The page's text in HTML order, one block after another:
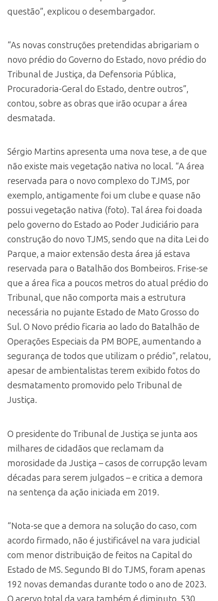
questão”, explicou o desembargador.
“As novas construções pretendidas abrigariam o
novo prédio do Governo do Estado, novo prédio do
Tribunal de Justiça, da Defensoria Pública,
Procuradoria-Geral do Estado, dentre outros”,
contou, sobre as obras que irão ocupar a área
desmatada.
Sérgio Martins apresenta uma nova tese, a de que
não existe mais vegetação nativa no local. “A área
reservada para o novo complexo do TJMS, por
exemplo, antigamente foi um clube e quase não
possui vegetação nativa (foto). Tal área foi doada
pelo governo do Estado ao Poder Judiciário para
construção do novo TJMS, sendo que na dita Lei do
Parque, a maior extensão desta área já estava
reservada para o Batalhão dos Bombeiros. Frise-se
que a área fica a poucos metros do atual prédio do
Tribunal, que não comporta mais a estrutura
necessária no pujante Estado de Mato Grosso do
Sul. O Novo prédio ficaria ao lado do Batalhão de
Operações Especiais da PM BOPE, aumentando a
segurança de todos que utilizam o prédio”, relatou,
apesar de ambientalistas terem exibido fotos do
desmatamento promovido pelo Tribunal de
Justiça.
O presidente do Tribunal de Justiça se junta aos
milhares de cidadãos que reclamam da
morosidade da Justiça – casos de corrupção levam
décadas para serem julgados – e critica a demora
na sentença da ação iniciada em 2019.
“Nota-se que a demora na solução do caso, com
acordo firmado, não é justificável na vara judicial
com menor distribuição de feitos na Capital do
Estado de MS. Segundo BI do TJMS, foram apenas
192 novas demandas durante todo o ano de 2023.